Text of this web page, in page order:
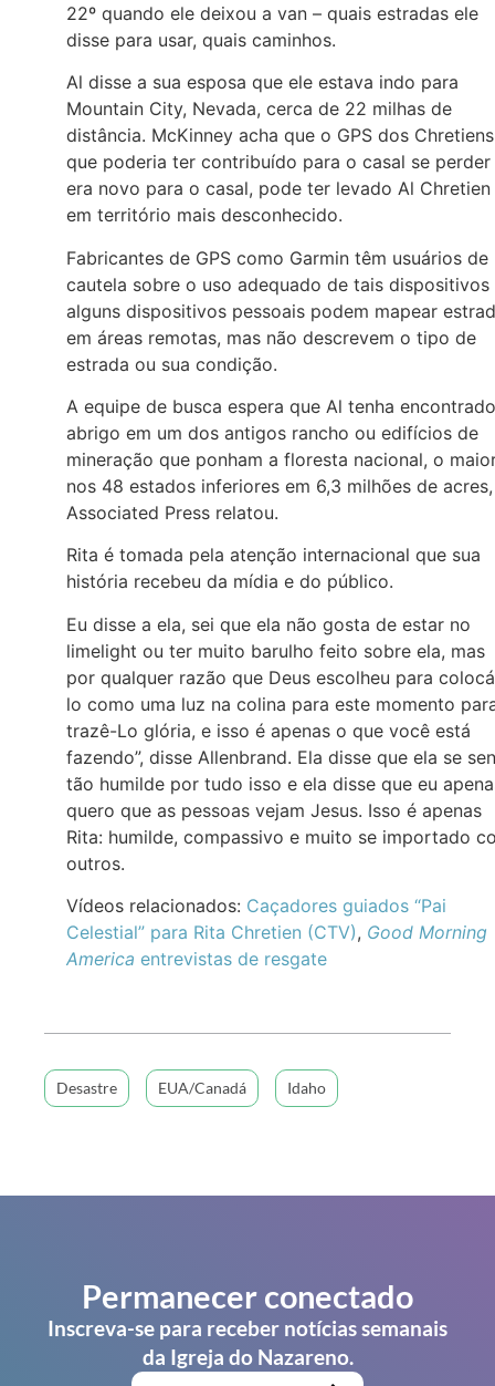
22º quando ele deixou a van – quais estradas ele
disse para usar, quais caminhos.
Al disse a sua esposa que ele estava indo para
Mountain City, Nevada, cerca de 22 milhas de
distância. McKinney acha que o GPS dos
que poderia ter contribuído para o casal se perder
era novo para o casal, pode ter levado Al Chretien
em território mais desconhecido.
Fabricantes de GPS como Garmin têm usuários de
cautela sobre o uso adequado de tais dispositivos
alguns dispositivos pessoais podem mapear
em áreas remotas, mas não descrevem o tipo de
estrada ou sua condição.
A equipe de busca espera que Al tenha encontrado
abrigo em um dos antigos rancho ou edifícios de
mineração que ponham a floresta nacional, o
nos 48 estados inferiores em 6,3 milhões de
Associated Press relatou.
Rita é tomada pela atenção internacional que sua
história recebeu da mídia e do público.
Eu disse a ela, sei que ela não gosta de estar no
limelight ou ter muito barulho feito sobre ela, mas
por qualquer razão que Deus escolheu para
lo como uma luz na colina para este momento
trazê-Lo glória, e isso é apenas o que você está
fazendo”, disse Allenbrand. Ela disse que ela se
tão humilde por tudo isso e ela disse que eu
quero que as pessoas vejam Jesus. Isso é apenas
Rita: humilde, compassivo e muito se importado
outros.
Vídeos relacionados: Caçadores guiados “Pai
Celestial” para Rita Chretien (CTV), Good Morning
America entrevistas de resgate
Desastre EUA/Canadá Idaho
Permanecer conectado
Inscreva-se para receber notícias semanais
da Igreja do Nazareno.